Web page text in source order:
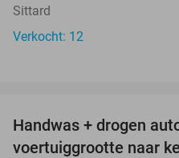
Sittard
Verkocht: 12
Handwas + drogen
voertuiggrootte naar